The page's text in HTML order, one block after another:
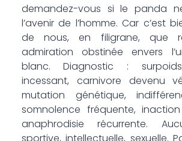
demandez-vous si le panda
l’avenir de l’homme. Car c’est
de nous, en filigrane, que
admiration obstinée envers
blanc. Diagnostic :
incessant, carnivore devenu
mutation génétique,
somnolence fréquente,
anaphrodisie récurrente.